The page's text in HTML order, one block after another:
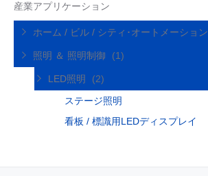
産業アプリケーション
ホーム / ビル / シティ･オートメーション
照明 ＆ 照明制御 (1)
LED照明
(2)
ステージ照明
看板 / 標識用LEDディスプレイ